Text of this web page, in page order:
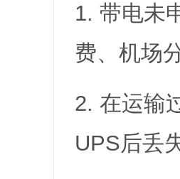
1. 带电未
费、机场
2. 在运输
UPS后丢